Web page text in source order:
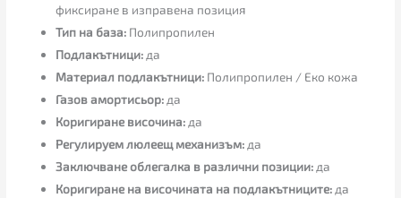
фиксиране в изправена позиция
Тип на база: Полипропилен
Подлакътници: да
Материал подлакътници: Полипропилен / Еко кожа
Газов амортисьор: да
Коригиране височина: да
Регулируем люлеещ механизъм: да
Заключване облегалка в различни позиции: да
Коригиране на височината на подлакътниците: да